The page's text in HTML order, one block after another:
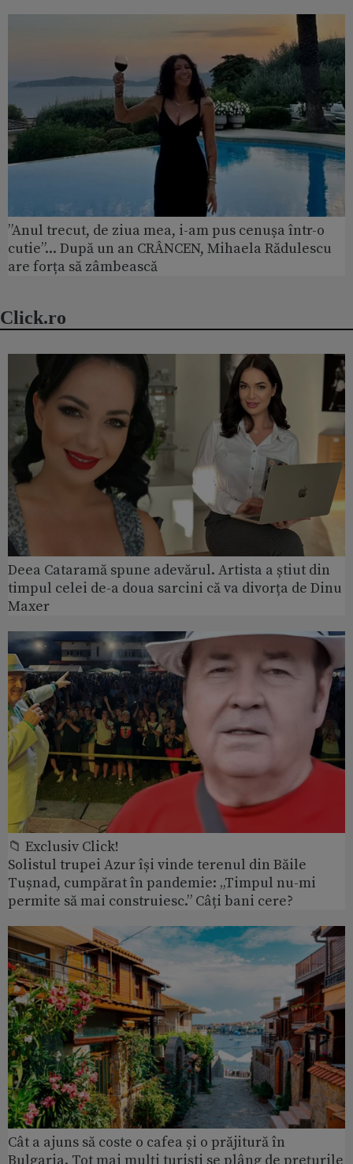
”Anul trecut, de ziua mea, i-am pus cenușa într-o
cutie”... După un an CRÂNCEN, Mihaela Rădulescu
are forța să zâmbească
Click.ro
Deea Cataramă spune adevărul. Artista a știut din
timpul celei de-a doua sarcini că va divorța de Dinu
Maxer
📁 Exclusiv Click!
Solistul trupei Azur își vinde terenul din Băile
Tușnad, cumpărat în pandemie: „Timpul nu-mi
permite să mai construiesc.” Câți bani cere?
Cât a ajuns să coste o cafea și o prăjitură în